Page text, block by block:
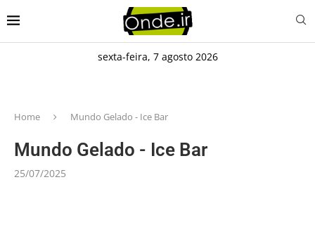
sexta-feira, 7 agosto 2026
Home Mundo Gelado - Ice Bar
Mundo Gelado - Ice Bar
25/07/2025